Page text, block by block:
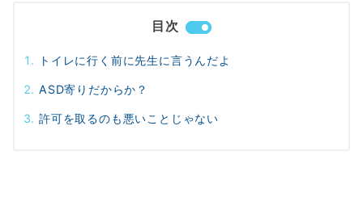
目次
トイレに行く前に先生に言うんだよ
ASD寄りだからか？
許可を取るのも悪いことじゃない